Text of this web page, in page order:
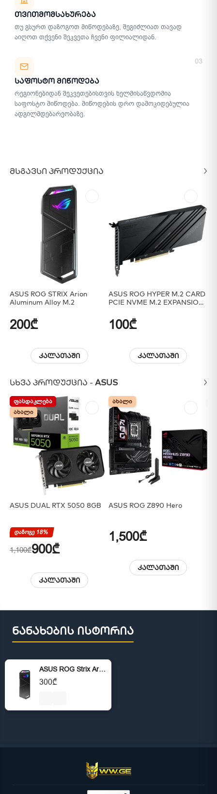
Თვითმომსახურება
თუ გსურთ დაზოგოთ მიწოდებაზე, შეგიძლიათ თავად
აიღოთ თქვენი შეკვეთა ჩვენი ფილიალიდან.
03
Საფოსტო Მიწოდება
რეგიონებიდან შეკვეთებისთვის ხელმისაწვდომია
საფოსტო მიწოდება. მიწოდების დრო დამოკიდებულია
ადგილმდებარეობაზე.
ᲛᲡᲒᲐᲕᲡᲘ ᲞᲠᲝᲓᲣᲥᲪᲘᲐ
ASUS ROG STRIX Arion
Aluminum Alloy M.2
200₾
კალათაში
ASUS ROG HYPER M.2 CARD
PCIE NVME M.2 EXPANSION
100₾
კალათაში
ᲡᲮᲕᲐ ᲞᲠᲝᲓᲣᲥᲪᲘᲐ - ASUS
ᲤᲐᲡᲓᲐᲙᲚᲔᲑᲐ
ᲐᲮᲐᲚᲘ
ᲤᲐᲡᲓᲐᲙᲚᲔᲑᲐ
ᲐᲮᲐᲚᲘ
ASUS DUAL RTX 5050 8GB
დაზოგე 18%
1,100₾900₾
კალათაში
ᲐᲮᲐᲚᲘ
ᲐᲮᲐᲚᲘ
ASUS ROG Z890 Hero
1,500₾
კალათაში
ნანახების ისტორია
ASUS ROG Strix Arion S500 Portable SSD
300₾